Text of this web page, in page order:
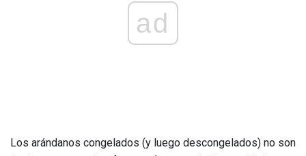
ad
Los arándanos congelados (y luego descongelados) no son